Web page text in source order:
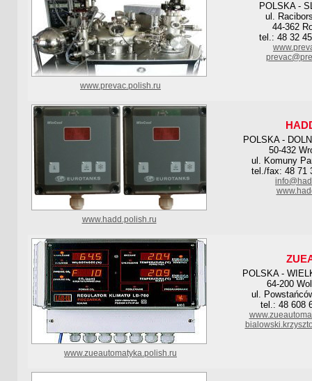
POLSKA -
ul.
44-362
tel.: 48 32
www.prevac.polish.ru
POLSKA -
50-432
ul. Komuny
tel./fax: 48 71
www.hadd.polish.ru
POLSKA -
64-200
ul.
tel.: 48 608
www.zueautomatyka.polish.ru